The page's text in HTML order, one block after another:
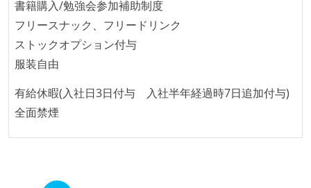
アジャイル実践状況
1ヶ月以下の短い期間でのイテレーション開発を実践
している
に準じるチーム内の打ち合わせを行っている
イテレーションの最後などに、定期的にチームでふり
かえりミーティングを行っている
く相対ポイントを用い、極力複数人の意見を調整する
書籍購入/勉強会参加補助制度
フリースナック、フリードリンク
ストックオプション付与
服装自由
有給休暇(入社日3日付与 入社半年経過時7日追加付与)
全面禁煙